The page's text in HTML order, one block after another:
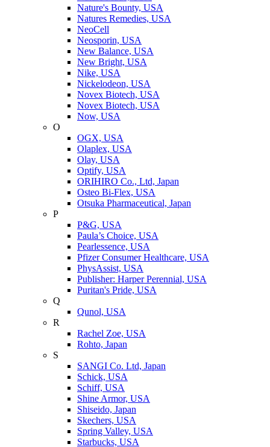
Nature's Bounty, USA
Natures Remedies, USA
NeoCell
Neosporin, USA
New Balance, USA
New Bright, USA
Nike, USA
Niсkelodeon, USA
Novex Biotech, USA
Novex Biotech, USA
Now, USA
O
OGX, USA
Olaplex, USA
Olay, USA
Optify, USA
ORIHIRO Co., Ltd, Japan
Osteo Bi-Flex, USA
Otsuka Pharmaceutical, Japan
P
P&G, USA
Paula’s Choice, USA
Pearlessence, USA
Pfizer Consumer Healthcare, USA
PhysAssist, USA
Publisher: Harper Perennial, USA
Puritan's Pride, USA
Q
Qunol, USA
R
Rachel Zoe, USA
Rohto, Japan
S
SANGI Co. Ltd, Japan
Schick, USA
Schiff, USA
Shine Armor, USA
Shiseido, Japan
Skechers, USA
Spring Valley, USA
Starbucks, USA